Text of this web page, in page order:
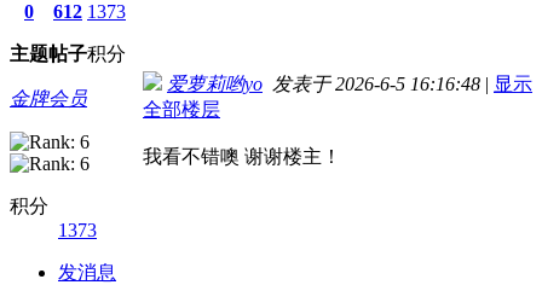
0
主题
612
帖子
1373
积分
金牌会员
积分
1373
发消息
爱萝莉哟yo 发表于 2026-6-5 16:16:48 | 显示
全部楼层
我看不错噢 谢谢楼主！